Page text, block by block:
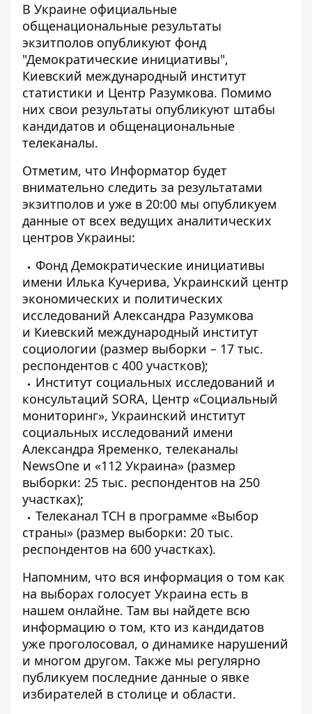
В Украине официальные
общенациональные результаты
экзитполов опубликуют фонд
"Демократические инициативы",
Киевский международный институт
статистики и Центр Разумкова. Помимо
них свои результаты опубликуют штабы
кандидатов и общенациональные
телеканалы.
Отметим, что Информатор будет
внимательно следить за результатами
экзитполов и уже в 20:00 мы опубликуем
данные от всех ведущих аналитических
центров Украины:
Фонд Демократические инициативы
имени Илька Кучерива, Украинский центр
экономических и политических
исследований Александра Разумкова
и Киевский международный институт
социологии (размер выборки – 17 тыс.
респондентов с 400 участков);
Институт социальных исследований и
консультаций SORA, Центр «Социальный
мониторинг», Украинский институт
социальных исследований имени
Александра Яременко, телеканалы
NewsOne и «112 Украина» (размер
выборки: 25 тыс. респондентов на 250
участках);
Телеканал ТСН в программе «Выбор
страны» (размер выборки: 20 тыс.
респондентов на 600 участках).
Напомним, что вся информация о том как
на выборах голосует Украина есть в
нашем онлайне. Там вы найдете всю
информацию о том, кто из кандидатов
уже проголосовал, о динамике нарушений
и многом другом. Также мы регулярно
публикуем последние данные о явке
избирателей в столице и области.